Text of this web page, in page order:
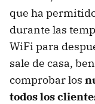
que ha
durante las
WiFi para
sale de casa,
comprobar los
todos los